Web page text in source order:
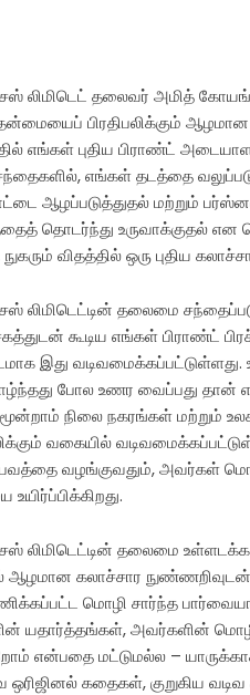
லிமிடெட் தலைவர் அமித்
பிரதிபலிக்கும்
புதிய பிராண்ட் அடையாளம்
எங்கள் தடத்தை
ஆழப்படுத்துதல் மற்றும்
தொடர்ந்து உருவாக்குதல் என
விதத்தில் ஒரு புதிய
தலைமை
கூடிய எங்கள் பிராண்ட்
இது
போல உணர வைப்பது
நிலை நகரங்கள் மற்றும்
வகையில்
வழங்குவதும், அவர்கள்
தலைமை உள்ளடக்க
கலாச்சார
மொழி சார்ந்த
யதார்த்தங்கள், அவர்களின்
என்பதை மட்டுமல்ல –
ஒரிஜினல் கதைகள், குறுகிய